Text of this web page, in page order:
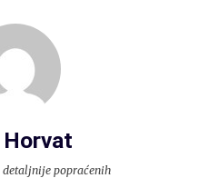
Horvat
popraćenih